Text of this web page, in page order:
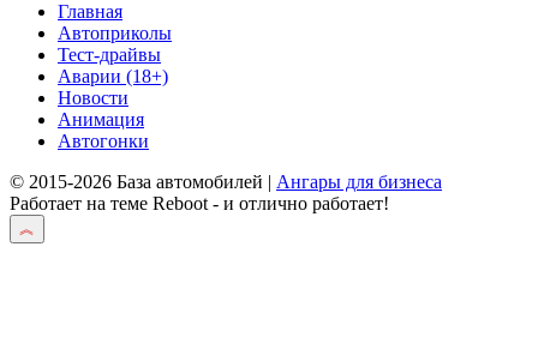
Главная
Автоприколы
Тест-драйвы
Аварии (18+)
Новости
Анимация
Автогонки
© 2015-2026 База автомобилей | Ангары для бизнеса
Работает на теме Reboot - и отлично работает!